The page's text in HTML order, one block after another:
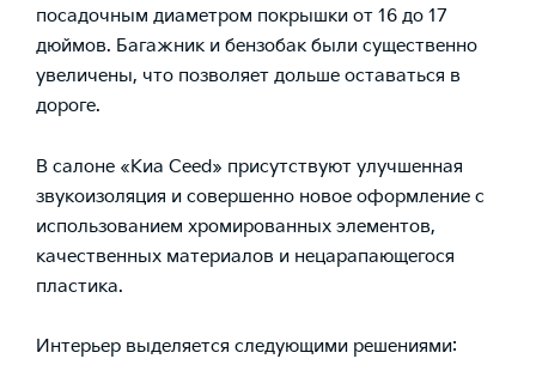
посадочным диаметром покрышки от 16 до 17
дюймов. Багажник и бензобак были существенно
увеличены, что позволяет дольше оставаться в
дороге.
В салоне «Киа Ceed» присутствуют улучшенная
звукоизоляция и совершенно новое оформление с
использованием хромированных элементов,
качественных материалов и нецарапающегося
пластика.
Интерьер выделяется следующими решениями: